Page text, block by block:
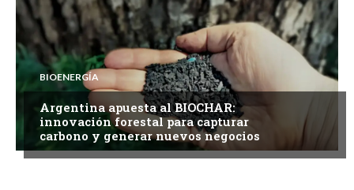
BIOENERGÍA
Argentina apuesta al BIOCHAR:
innovación forestal para capturar
carbono y generar nuevos negocios